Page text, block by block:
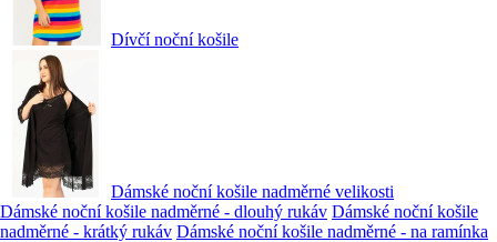
Dívčí noční košile
Dámské noční košile nadměrné velikosti
Dámské noční košile nadměrné - dlouhý rukáv Dámské noční košile
nadměrné - krátký rukáv Dámské noční košile nadměrné - na ramínka